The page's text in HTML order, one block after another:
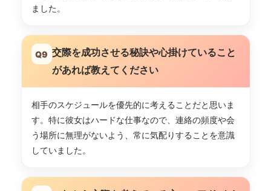
ました。
Q9 交際を成功させる秘訣や心掛けていること
があれば教えてください
相手のスケジュールを優先的に考えることだと思いま
す。特に彼女はハードな仕事なので、連絡の頻度や会
う場所に無理がないよう、常に気配りすることを意識
していました。